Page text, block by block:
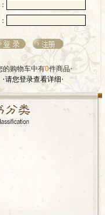
的购物车中有0件商品·
·请您登录查看详细·